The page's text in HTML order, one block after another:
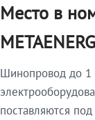
Место в
Шинопровод до 1
поставляются